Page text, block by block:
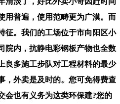
用普遍，使用范畴更为广漠。而
征。我们的工场位于市向阳区小
院内，抗静电彩钢板产物也全数
良多施工步队对工程材料的最少
，外卖是及时的。您可免得费查
会也有义务为这类环保建?您的